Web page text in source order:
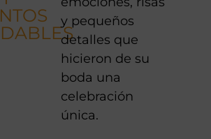
y pequeños
detalles que
hicieron de su
boda una
celebración
única.